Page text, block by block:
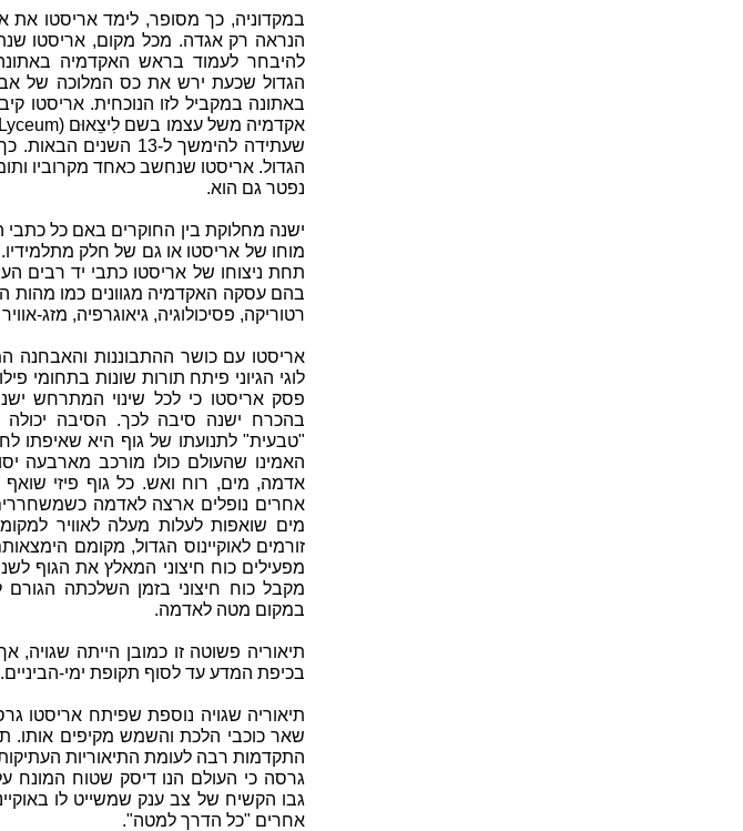
במקדוניה, כך מסופר, לימד אריסטו את
הנראה רק אגדה. מכל מקום, אריסטו
להיבחר לעמוד בראש האקדמיה
הגדול שכעת ירש את כס המלוכה של
הגדול. אריסטו שנחשב כאחד מקרוביו
נפטר גם הוא.
ישנה מחלוקת בין החוקרים באם כל
מוחו של אריסטו או גם של חלק
תחת ניצוחו של אריסטו כתבי יד רבים
בהם עסקה האקדמיה מגוונים כמו מהות
רטוריקה, פסיכולוגיה, גיאוגרפיה, מזג-אוויר
אריסטו עם כושר ההתבוננות והאבחנה
לוגי הגיוני פיתח תורות שונות בתחומי
פסק אריסטו כי לכל שינוי המתרחש
בהכרח ישנה סיבה לכך. הסיבה
"טבעית" לתנועתו של גוף היא שאיפתו
האמינו שהעולם כולו מורכב מארבעה
אדמה, מים, רוח ואש. כל גוף פיזי שואף
אחרים נופלים ארצה לאדמה כשמשחררים
מים שואפות לעלות מעלה לאוויר
זורמים לאוקיינוס הגדול, מקומם
מפעילים כוח חיצוני המאלץ את הגוף
מקבל כוח חיצוני בזמן השלכתה הגורם
במקום מטה לאדמה.
תיאוריה פשוטה זו כמובן הייתה שגויה,
בכיפת המדע עד לסוף תקופת ימי-הביניים.
תיאוריה שגויה נוספת שפיתח אריסטו
שאר כוכבי הלכת והשמש מקיפים אותו.
התקדמות רבה לעומת התיאוריות
גרסה כי העולם הנו דיסק שטוח המונח
גבו הקשיח של צב ענק שמשייט לו
אחרים "כל הדרך למטה".